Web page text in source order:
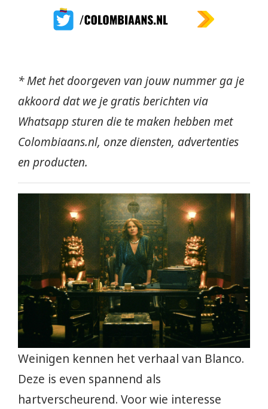
* Met het doorgeven van jouw nummer ga je
akkoord dat we je gratis berichten via
Whatsapp sturen die te maken hebben met
Colombiaans.nl, onze diensten, advertenties
en producten.
Weinigen kennen het verhaal van Blanco.
Deze is even spannend als
hartverscheurend. Voor wie interesse